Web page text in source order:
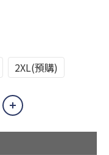
2XL(預購)